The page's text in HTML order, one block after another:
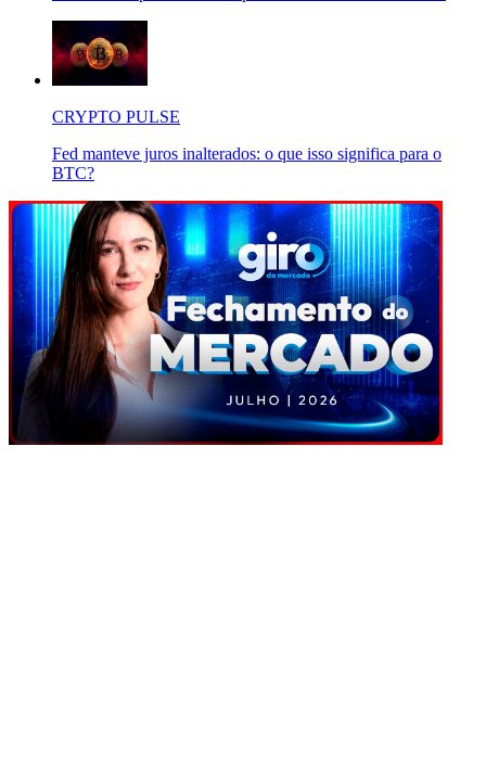
CRYPTO PULSE
Fed manteve juros inalterados: o que isso significa para o
BTC?